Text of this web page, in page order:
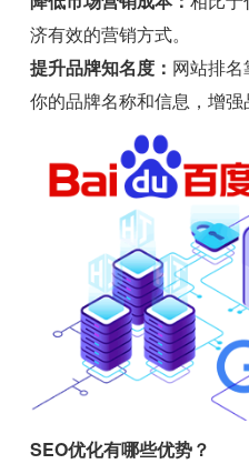
济有效的营销方式。
提升品牌知名度： 网站排
你的品牌名称和信息，增强
SEO优化有哪些优势？